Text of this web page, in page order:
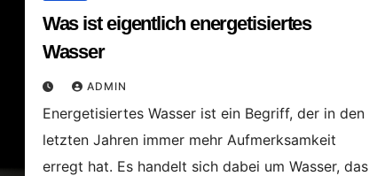
Was ist eigentlich energetisiertes
Wasser
ADMIN
Energetisiertes Wasser ist ein Begriff, der in den
letzten Jahren immer mehr Aufmerksamkeit
erregt hat. Es handelt sich dabei um Wasser, das